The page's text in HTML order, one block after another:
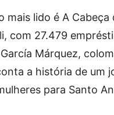
mais lido é A
com 27.479
Márquez,
a história de um
para Santo